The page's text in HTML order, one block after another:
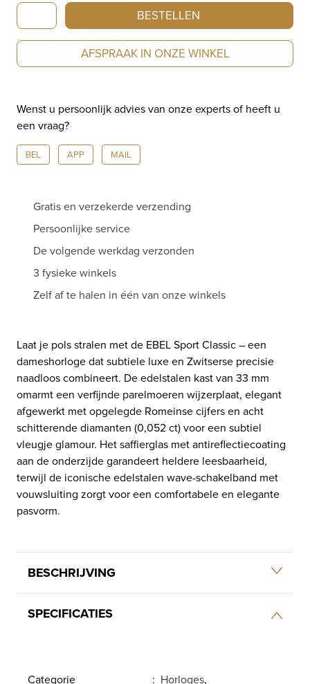
Ebel
Sport
Classic
1216704
BESTELLEN
AFSPRAAK IN ONZE WINKEL
Wenst u persoonlijk advies van onze experts of heeft u
een vraag?
BEL APP MAIL
Gratis en verzekerde verzending
Persoonlijke service
De volgende werkdag verzonden
3 fysieke winkels
Zelf af te halen in één van onze winkels
Laat je pols stralen met de EBEL Sport Classic – een
dameshorloge dat subtiele luxe en Zwitserse precisie
naadloos combineert. De edelstalen kast van 33 mm
omarmt een verfijnde parelmoeren wijzerplaat, elegant
afgewerkt met opgelegde Romeinse cijfers en acht
schitterende diamanten (0,052 ct) voor een subtiel
vleugje glamour. Het saffierglas met antireflectiecoating
aan de onderzijde garandeert heldere leesbaarheid,
terwijl de iconische edelstalen wave-schakelband met
vouwsluiting zorgt voor een comfortabele en elegante
pasvorm.
BESCHRIJVING
SPECIFICATIES
Categorie : Horloges,